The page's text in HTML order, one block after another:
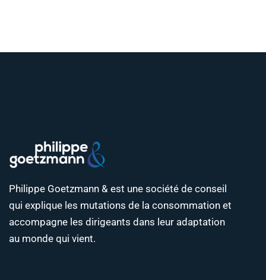
Philippe Goetzmann & est une société de conseil
qui explique les mutations de la consommation et
accompagne les dirigeants dans leur adaptation
au monde qui vient.